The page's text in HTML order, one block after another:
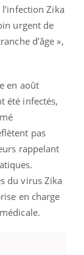
Zika
urgent de
d’âge »,
en août
été infectés,
pas
rappelant
du virus Zika
en charge